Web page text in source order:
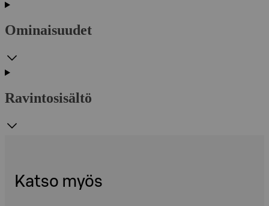
Ominaisuudet
Ravintosisältö
Katso myös